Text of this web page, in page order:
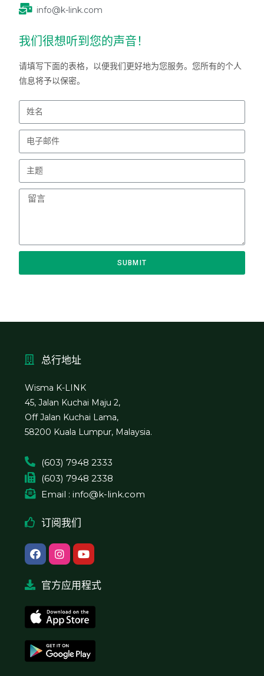
info@k-link.com
我们很想听到您的声音！
请填写下面的表格，以便我们更好地为您服务。您所有的个人
信息将予以保密。
SUBMIT
总行地址
Wisma K-LINK
45, Jalan Kuchai Maju 2,
Off Jalan Kuchai Lama,
58200 Kuala Lumpur, Malaysia.
(603) 7948 2333
(603) 7948 2338
Email : info@k-link.com
订阅我们
官方应用程式